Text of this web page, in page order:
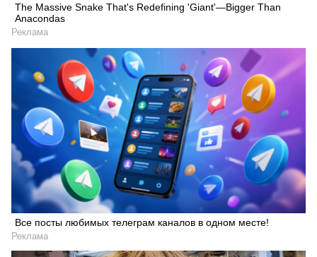
The Massive Snake That's Redefining 'Giant'—Bigger Than
Anacondas
Реклама
Все посты любимых телеграм каналов в одном месте!
Реклама